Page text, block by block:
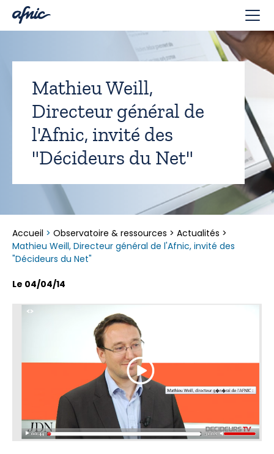
Mathieu Weill,
Directeur général de
l'Afnic, invité des
"Décideurs du Net"
Accueil > Observatoire & ressources > Actualités >
Mathieu Weill, Directeur général de l'Afnic, invité des
"Décideurs du Net"
Le 04/04/14
Panneau de gestion des cookies